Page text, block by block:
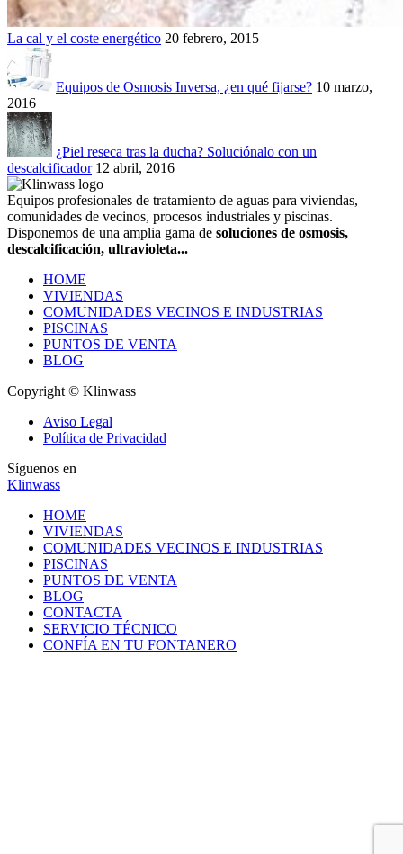
La cal y el coste energético 20 febrero, 2015
Equipos de Osmosis Inversa, ¿en qué fijarse? 10 marzo,
2016
¿Piel reseca tras la ducha? Soluciónalo con un
descalcificador 12 abril, 2016
Equipos profesionales de tratamiento de aguas para viviendas,
comunidades de vecinos, procesos industriales y piscinas.
Disponemos de una amplia gama de soluciones de osmosis,
descalcificación, ultravioleta...
HOME
VIVIENDAS
COMUNIDADES VECINOS E INDUSTRIAS
PISCINAS
PUNTOS DE VENTA
BLOG
Copyright © Klinwass
Aviso Legal
Política de Privacidad
Síguenos en
Klinwass
HOME
VIVIENDAS
COMUNIDADES VECINOS E INDUSTRIAS
PISCINAS
PUNTOS DE VENTA
BLOG
CONTACTA
SERVICIO TÉCNICO
CONFÍA EN TU FONTANERO